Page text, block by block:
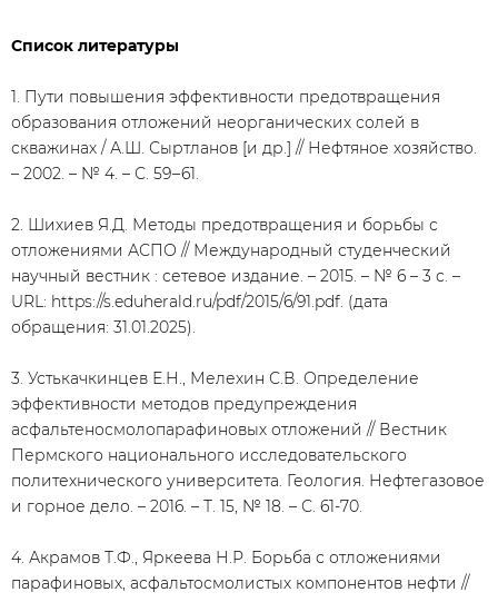
Список литературы
1. Пути повышения эффективности предотвращения
образования отложений неорганических солей в
скважинах / А.Ш. Сыртланов [и др.] // Нефтяное хозяйство.
– 2002. – № 4. – С. 59 – 61.
2. Шихиев Я.Д. Методы предотвращения и борьбы с
отложениями АСПО // Международный студенческий
научный вестник : сетевое издание. – 2015. – № 6 – 3 с. –
URL: https://s.eduherald.ru/pdf/2015/6/91.pdf. (дата
обращения: 31.01.2025).
3. Устькачкинцев Е.Н., Мелехин С.В. Определение
эффективности методов предупреждения
асфальтеносмолопарафиновых отложений // Вестник
Пермского национального исследовательского
политехнического университета. Геология. Нефтегазовое
и горное дело. – 2016. – Т. 15, № 18. – С. 61-70.
4. Акрамов Т.Ф., Яркеева Н.Р. Борьба с отложениями
парафиновых, асфальтосмолистых компонентов нефти //